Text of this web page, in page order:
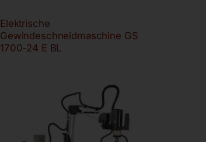
Elektrische
Gewindeschneidmaschine GS
1700-24 E BL